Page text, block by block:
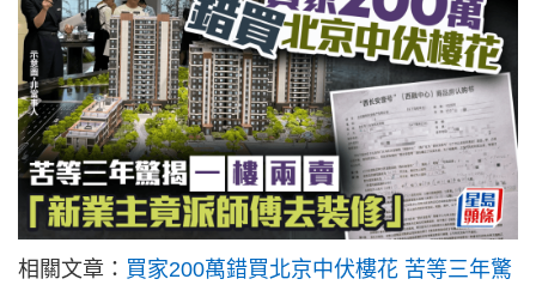
相關文章： 買家200萬錯買北京中伏樓花 苦等三年驚